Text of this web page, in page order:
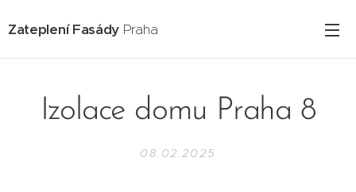
Zateplení Fasády Praha
Izolace domu Praha 8
08.02.2025